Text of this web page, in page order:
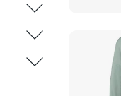
XXL 52/